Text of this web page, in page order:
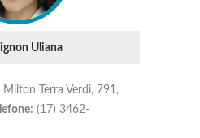
Uliana
Milton Terra Verdi, 791,
(17) 3462-